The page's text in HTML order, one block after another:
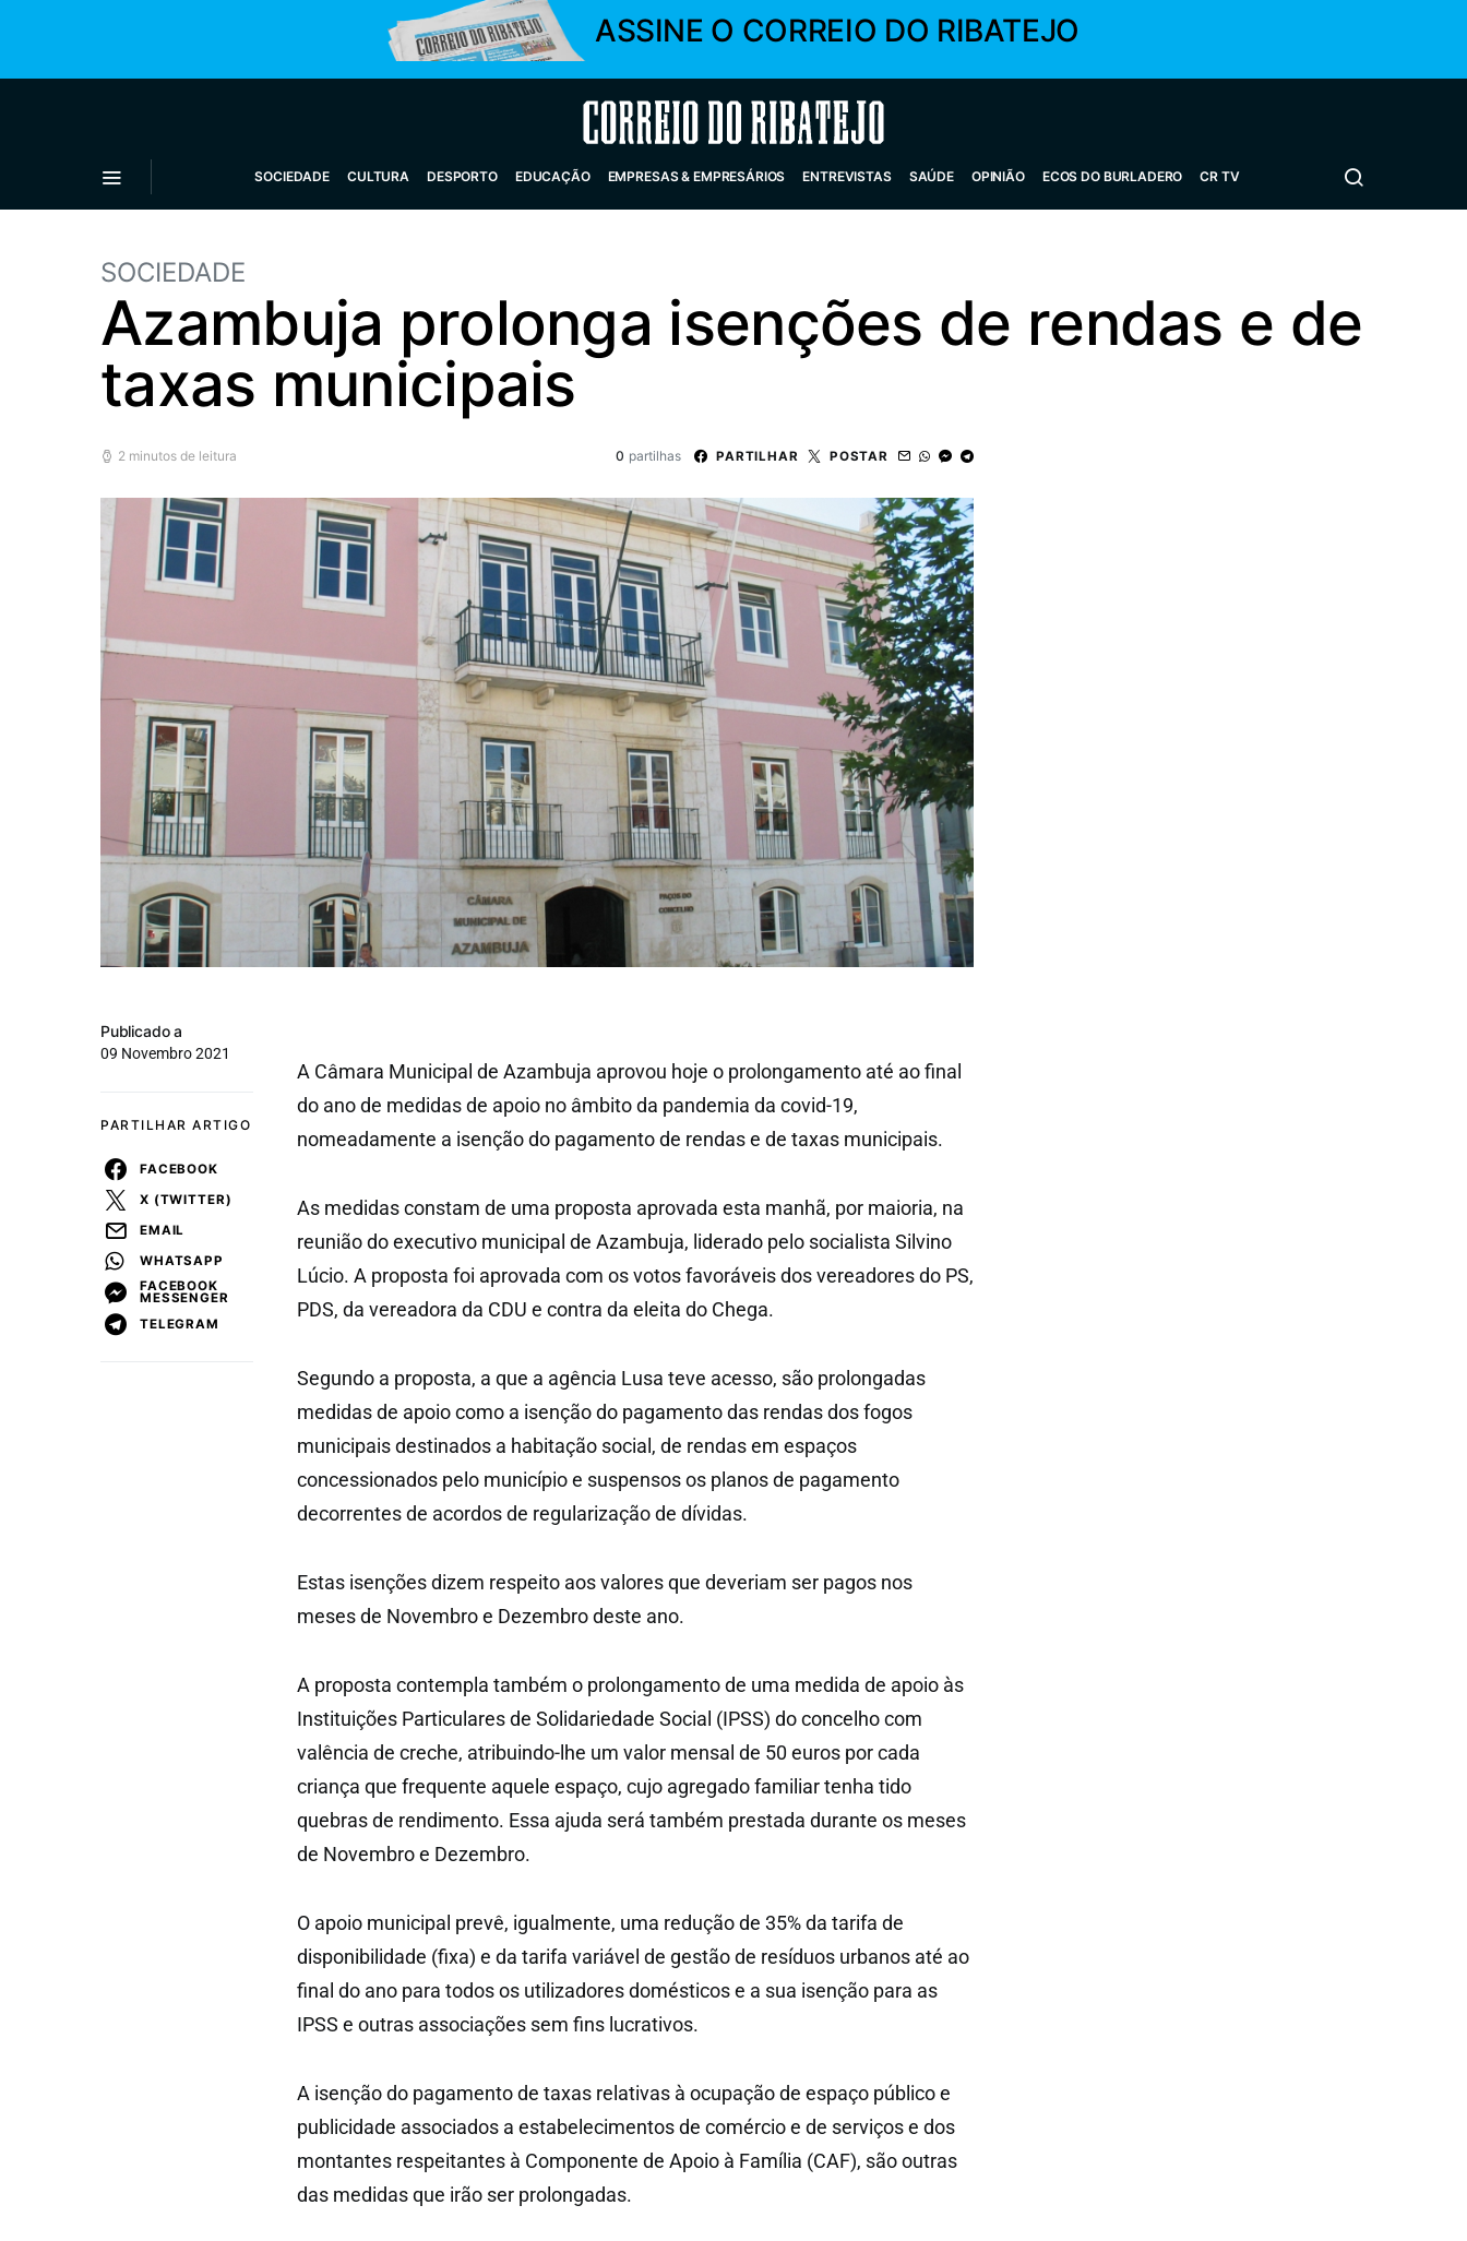
ASSINE O CORREIO DO RIBATEJO
Correio do Ribatejo
SOCIEDADE CULTURA DESPORTO EDUCAÇÃO EMPRESAS & EMPRESÁRIOS ENTREVISTAS SAÚDE OPINIÃO ECOS DO BURLADERO CR TV
SOCIEDADE
Azambuja prolonga isenções de rendas e de
taxas municipais
2 minutos de leitura 0 partilhas PARTILHAR POSTAR
Publicado a
09 Novembro 2021
PARTILHAR ARTIGO
FACEBOOK
X (TWITTER)
EMAIL
WHATSAPP
FACEBOOK
MESSENGER
TELEGRAM
A Câmara Municipal de Azambuja aprovou hoje o prolongamento até ao final
do ano de medidas de apoio no âmbito da pandemia da covid-19,
nomeadamente a isenção do pagamento de rendas e de taxas municipais.
As medidas constam de uma proposta aprovada esta manhã, por maioria, na
reunião do executivo municipal de Azambuja, liderado pelo socialista Silvino
Lúcio. A proposta foi aprovada com os votos favoráveis dos vereadores do PS,
PDS, da vereadora da CDU e contra da eleita do Chega.
Segundo a proposta, a que a agência Lusa teve acesso, são prolongadas
medidas de apoio como a isenção do pagamento das rendas dos fogos
municipais destinados a habitação social, de rendas em espaços
concessionados pelo município e suspensos os planos de pagamento
decorrentes de acordos de regularização de dívidas.
Estas isenções dizem respeito aos valores que deveriam ser pagos nos
meses de Novembro e Dezembro deste ano.
A proposta contempla também o prolongamento de uma medida de apoio às
Instituições Particulares de Solidariedade Social (IPSS) do concelho com
valência de creche, atribuindo-lhe um valor mensal de 50 euros por cada
criança que frequente aquele espaço, cujo agregado familiar tenha tido
quebras de rendimento. Essa ajuda será também prestada durante os meses
de Novembro e Dezembro.
O apoio municipal prevê, igualmente, uma redução de 35% da tarifa de
disponibilidade (fixa) e da tarifa variável de gestão de resíduos urbanos até ao
final do ano para todos os utilizadores domésticos e a sua isenção para as
IPSS e outras associações sem fins lucrativos.
A isenção do pagamento de taxas relativas à ocupação de espaço público e
publicidade associados a estabelecimentos de comércio e de serviços e dos
montantes respeitantes à Componente de Apoio à Família (CAF), são outras
das medidas que irão ser prolongadas.